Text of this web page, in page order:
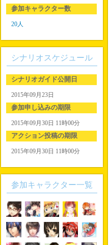
参加キャラクター数
20人
シナリオスケジュール
シナリオガイド公開日
2015年09月23日
参加申し込みの期限
2015年09月30日 11時00分
アクション投稿の期限
2015年09月30日 11時00分
参加キャラクター一覧